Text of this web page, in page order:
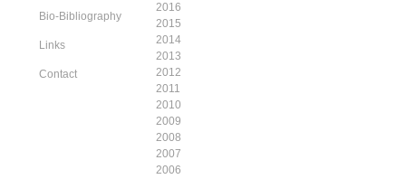
Bio-Bibliography
Links
Contact
2016
2015
2014
2013
2012
2011
2010
2009
2008
2007
2006